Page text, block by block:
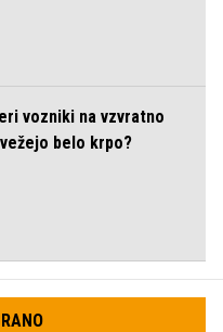
vozniki na vzvratno
belo krpo?